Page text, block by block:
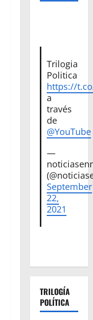
Trilogia
Politica
https://
a
través
de
@YouTube
—
September
22,
2021
TRILOGÍA
POLÍTICA